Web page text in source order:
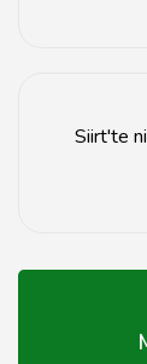
Siirt'te